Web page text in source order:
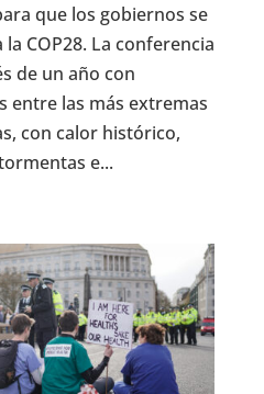
que los gobiernos se
COP28. La conferencia
de un año con
entre las más extremas
con calor histórico,
e...